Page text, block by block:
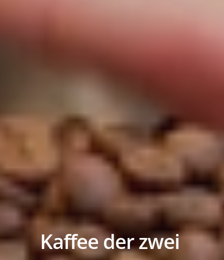
Kaffee der zwei